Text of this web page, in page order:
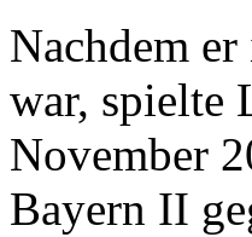
Nachdem
war, spielte
November
Bayern II